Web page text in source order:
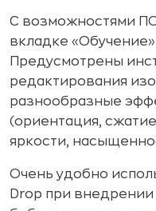
С возможностями
вкладке
Предусмотрены
редактирования
разнообразные
(ориентация,
яркости,
Очень удобно
Drop при внедрении